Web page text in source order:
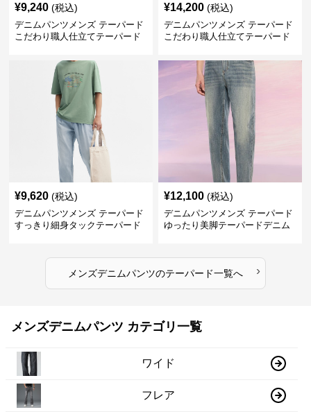
¥9,240 (税込)
デニムパンツメンズ テーパード
こだわり職人仕立てテーパード
¥14,200 (税込)
デニムパンツメンズ テーパード
こだわり職人仕立てテーパード
¥9,620 (税込)
デニムパンツメンズ テーパード
すっきり細身タックテーパード
¥12,100 (税込)
デニムパンツメンズ テーパード
ゆったり美脚テーパードデニム
メンズデニムパンツのテーパード一覧へ ›
メンズデニムパンツ カテゴリ一覧
ワイド
フレア